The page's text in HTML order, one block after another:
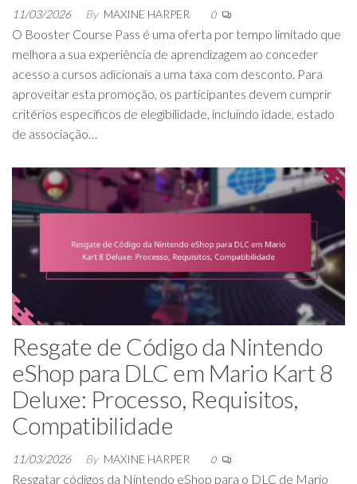
11/03/2026 By MAXINE HARPER 0
O Booster Course Pass é uma oferta por tempo limitado que
melhora a sua experiência de aprendizagem ao conceder
acesso a cursos adicionais a uma taxa com desconto. Para
aproveitar esta promoção, os participantes devem cumprir
critérios específicos de elegibilidade, incluindo idade, estado
de associação…
Resgate de Código da Nintendo
eShop para DLC em Mario Kart 8
Deluxe: Processo, Requisitos,
Compatibilidade
11/03/2026 By MAXINE HARPER 0
Resgatar códigos da Nintendo eShop para o DLC de Mario